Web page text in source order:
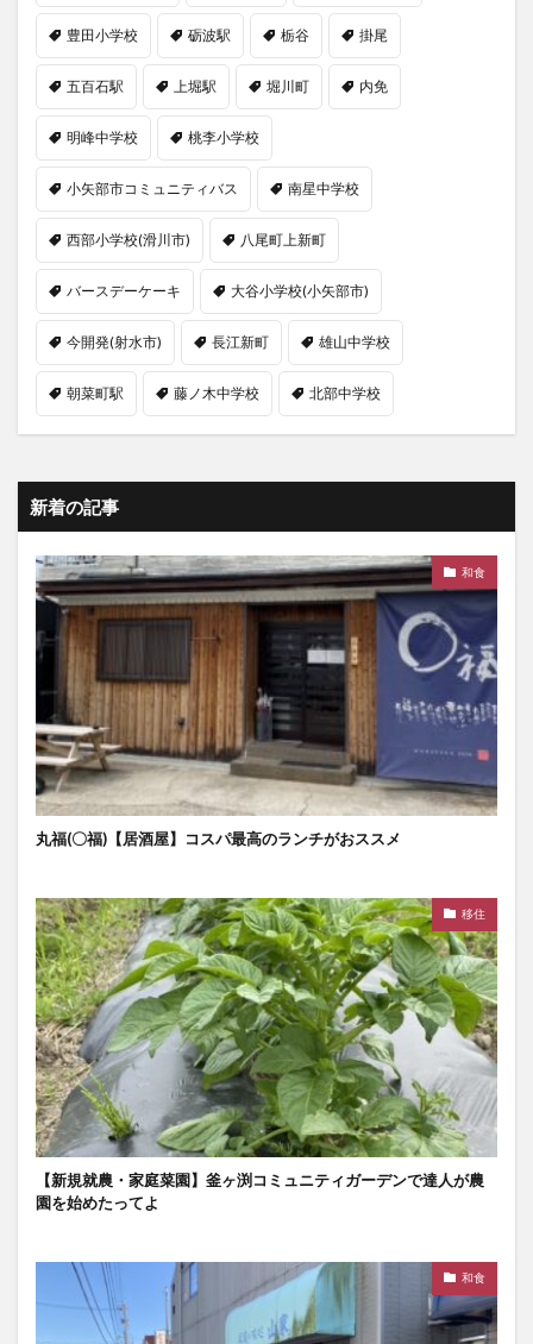
豊田小学校 砺波駅 栃谷 掛尾
五百石駅 上堀駅 堀川町 内免
明峰中学校 桃李小学校
小矢部市コミュニティバス 南星中学校
西部小学校(滑川市) 八尾町上新町
バースデーケーキ 大谷小学校(小矢部市)
今開発(射水市) 長江新町 雄山中学校
朝菜町駅 藤ノ木中学校 北部中学校
新着の記事
和食
丸福(〇福)【居酒屋】コスパ最高のランチがおススメ
移住
【新規就農・家庭菜園】釜ヶ渕コミュニティガーデンで達人が農
園を始めたってよ
和食